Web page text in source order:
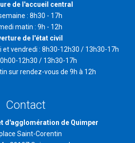
de l'accueil central
: 8h30 - 17h
matin : 9h - 12h
de l'état civil
et vendredi : 8h30-12h30 / 13h30-17h
12h30 / 13h30-17h
sur rendez-vous de 9h à 12h
Contact
d'agglomération de Quimper
Saint-Corentin